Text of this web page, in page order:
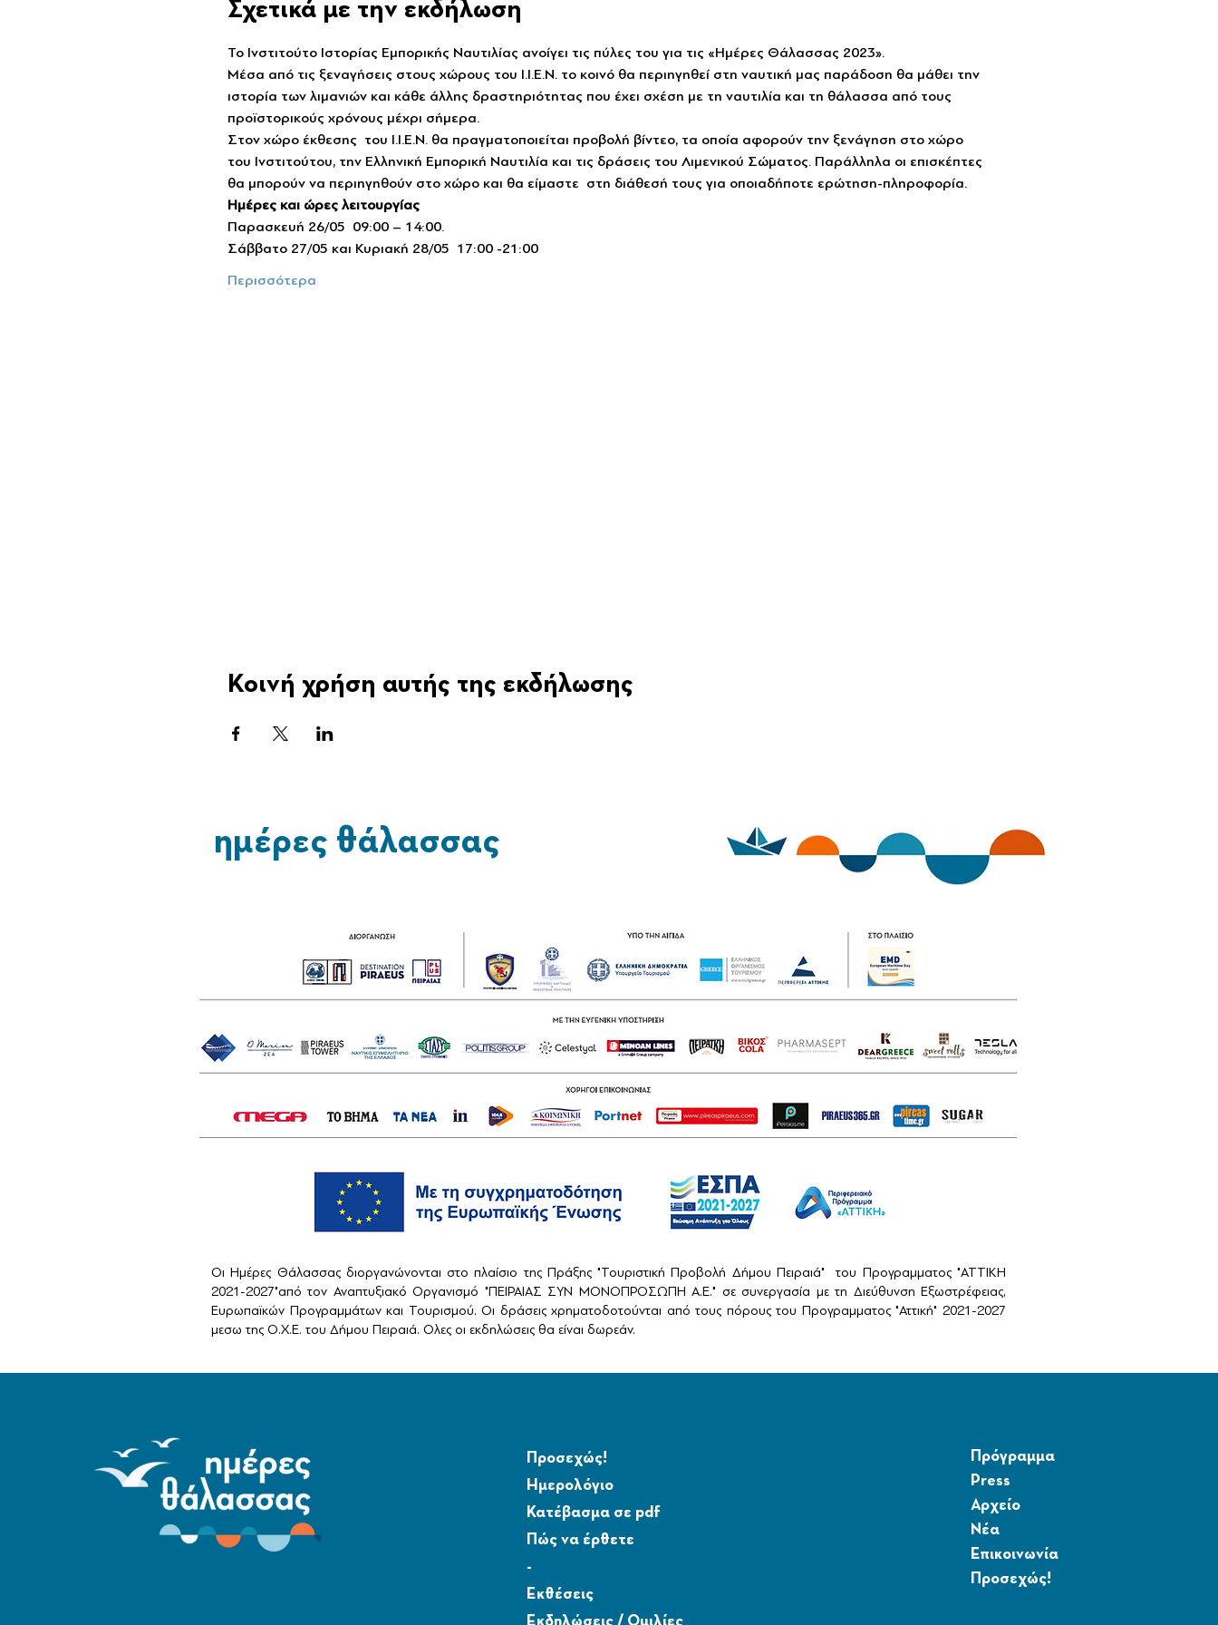
Σχετικά με την εκδήλωση
Το Ινστιτούτο Ιστορίας Εμπορικής Ναυτιλίας ανοίγει τις πύλες του για τις «Ημέρες Θάλασσας 2023».
Μέσα από τις ξεναγήσεις στους χώρους του Ι.Ι.Ε.Ν. το κοινό θα περιηγηθεί στη ναυτική μας παράδοση θα μάθει την
ιστορία των λιμανιών και κάθε άλλης δραστηριότητας που έχει σχέση με τη ναυτιλία και τη θάλασσα από τους
προϊστορικούς χρόνους μέχρι σήμερα.
Στον χώρο έκθεσης  του Ι.Ι.Ε.Ν. θα πραγματοποιείται προβολή βίντεο, τα οποία αφορούν την ξενάγηση στο χώρο
του Ινστιτούτου, την Ελληνική Εμπορική Ναυτιλία και τις δράσεις του Λιμενικού Σώματος. Παράλληλα οι επισκέπτες
θα μπορούν να περιηγηθούν στο χώρο και θα είμαστε  στη διάθεσή τους για οποιαδήποτε ερώτηση-πληροφορία.
Ημέρες και ώρες λειτουργίας
Παρασκευή 26/05  09:00 – 14:00.
Σάββατο 27/05 και Κυριακή 28/05  17:00 -21:00
Περισσότερα
Κοινή χρήση αυτής της εκδήλωσης
ημέρες θάλασσας
Οι Ημέρες Θάλασσας διοργανώνονται στο πλαίσιο της Πράξης "Τουριστική Προβολή Δήμου Πειραιά" του Προγραμματος "ΑΤΤΙΚΗ
2021-2027"από τον Αναπτυξιακό Οργανισμό "ΠΕΙΡΑΙΑΣ ΣΥΝ ΜΟΝΟΠΡΟΣΩΠΗ Α.Ε." σε συνεργασία με τη Διεύθυνση Εξωστρέφειας,
Ευρωπαϊκών Προγραμμάτων και Τουρισμού. Οι δράσεις χρηματοδοτούνται από τους πόρους του Προγραμματος "Αττική" 2021-2027
μεσω της Ο.Χ.Ε. του Δήμου Πειραιά. Ολες οι εκδηλώσεις θα είναι δωρεάν.
Προσεχώς!
Ημερολόγιο
Κατέβασμα σε pdf
Πώς να έρθετε
-
Εκθέσεις
Εκδηλώσεις / Ομιλίες
Πρόγραμμα
Press
Αρχείο
Νέα
Επικοινωνία
Προσεχώς!